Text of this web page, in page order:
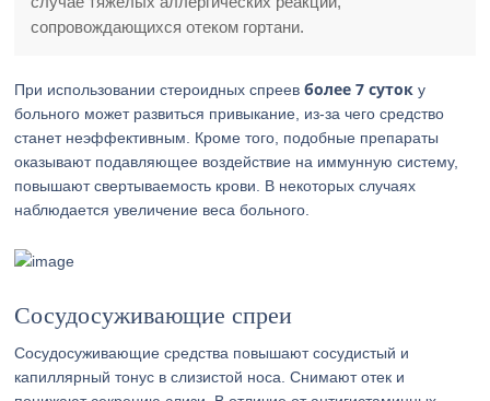
сопровождающихся отеком гортани.
При использовании стероидных спреевболее 7 суток у
больного может развиться привыкание, из-за чего средство
станет неэффективным. Кроме того, подобные препараты
оказывают подавляющее воздействие на иммунную систему,
повышают свертываемость крови. В некоторых случаях
наблюдается увеличение веса больного.
Сосудосуживающие спреи
Сосудосуживающие средства повышают сосудистый и
капиллярный тонус в слизистой носа. Снимают отек и